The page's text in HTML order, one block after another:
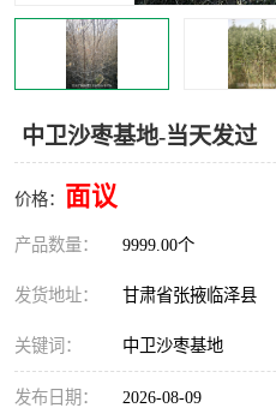
中卫沙枣基地-当天发过
价格： 面议
产品数量： 9999.00个
发货地址： 甘肃省张掖临泽县
关键词： 中卫沙枣基地
发布日期： 2026-08-09